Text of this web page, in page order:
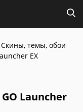
Скины, темы, обои
EX
Launcher